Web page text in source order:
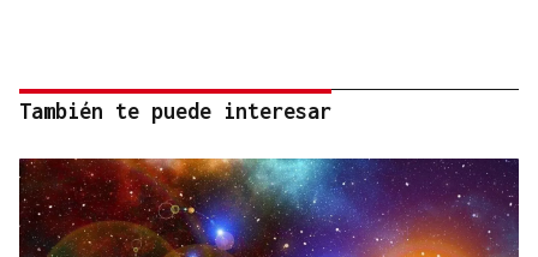
También te puede interesar